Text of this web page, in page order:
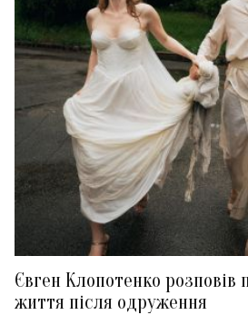
Євген Клопотенко розповів
життя після одруження